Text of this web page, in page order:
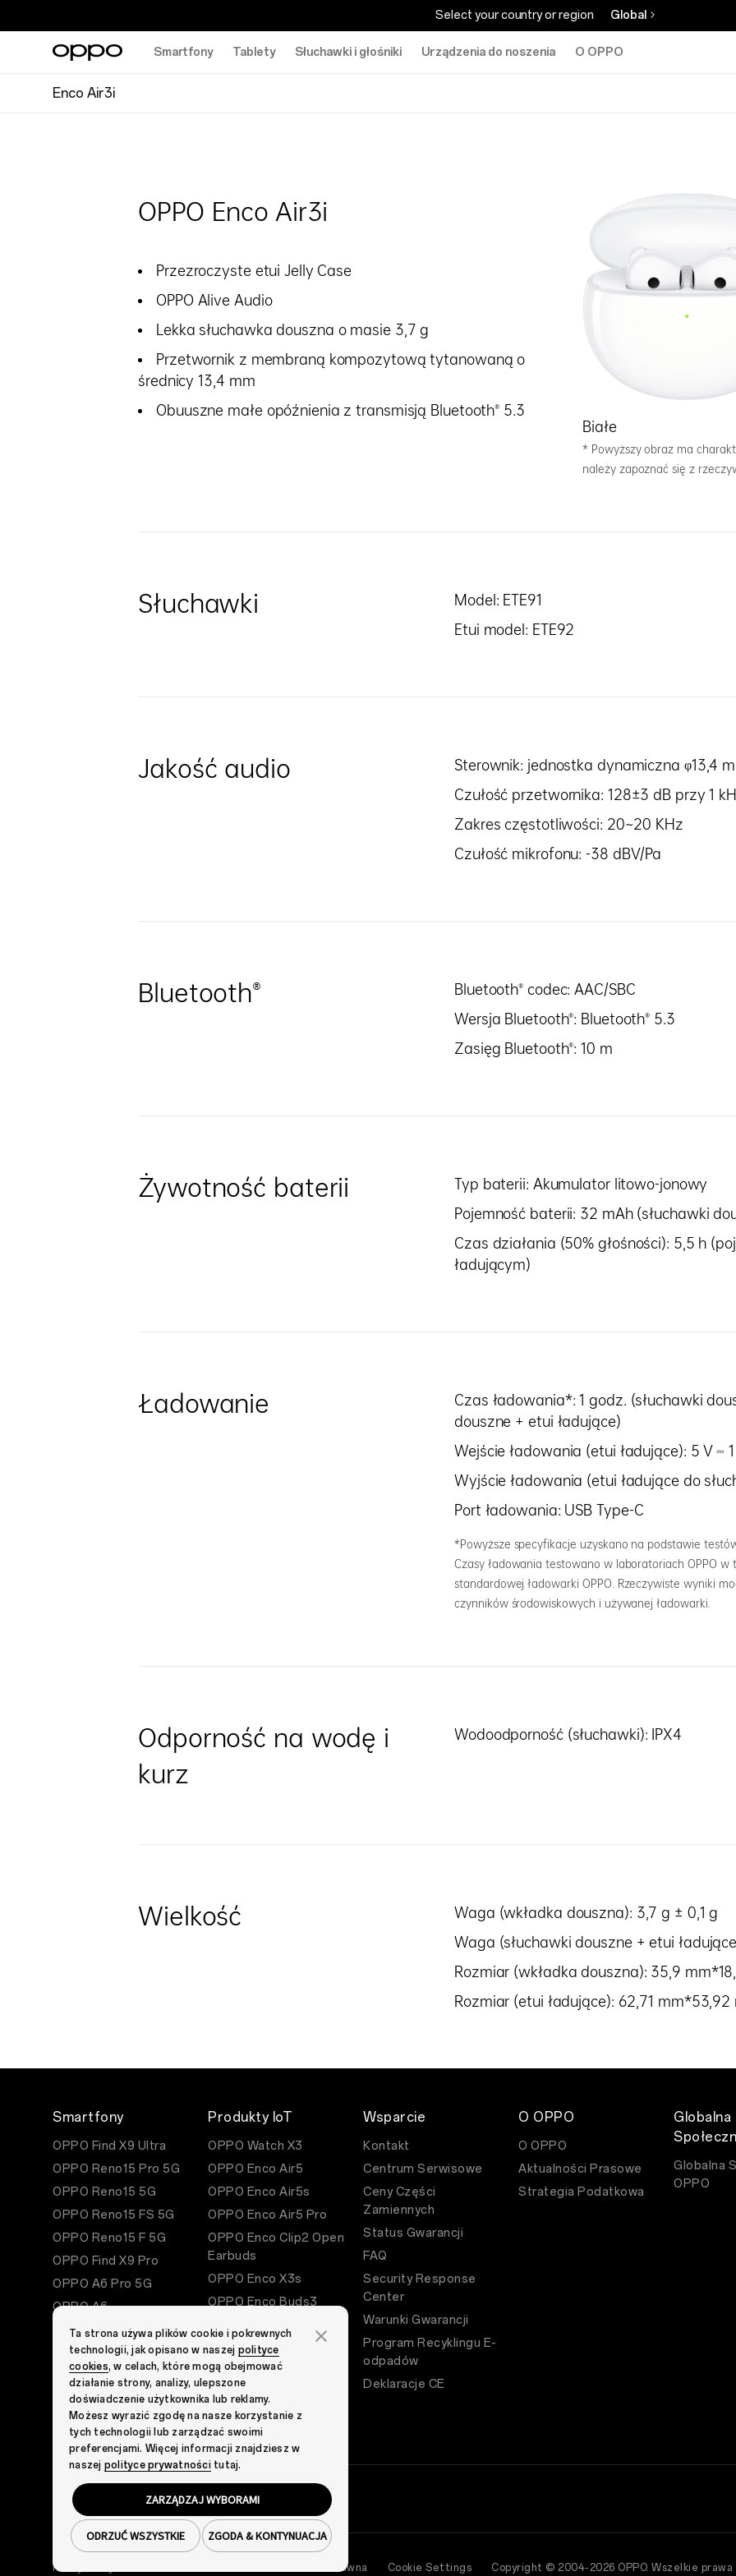
Select your country or region Global
Smartfony Tablety Słuchawki i głośniki Urządzenia do noszenia O OPPO
Enco Air3i
OPPO Enco Air3i
Przezroczyste etui Jelly Case
OPPO Alive Audio
Lekka słuchawka douszna o masie 3,7 g
Przetwornik z membraną kompozytową tytanowaną o
średnicy 13,4 mm
Obuuszne małe opóźnienia z transmisją Bluetooth® 5.3
Białe
* Powyższy obraz ma
należy zapoznać się z
Słuchawki Model: ETE91
Etui model: ETE92
Jakość audio Sterownik: jednostka dynamiczna φ13,4
Czułość przetwornika: 128±3 dB przy 1
Zakres częstotliwości: 20~20 KHz
Czułość mikrofonu: -38 dBV/Pa
Bluetooth® Bluetooth® codec: AAC/SBC
Wersja Bluetooth®: Bluetooth® 5.3
Zasięg Bluetooth®: 10 m
Żywotność baterii Typ baterii: Akumulator litowo-jonowy
Pojemność baterii: 32 mAh (słuchawki
Czas działania (50% głośności): 5,5 h
ładującym)
Ładowanie
Czas ładowania*: 1 godz. (słuchawki
douszne + etui ładujące)
Wejście ładowania (etui ładujące): 5 V ⎓ 1
Wyjście ładowania (etui ładujące do
Port ładowania: USB Type-C
*Powyższe specyfikacje uzyskano na podstawie
Czasy ładowania testowano w laboratoriach OPPO w
standardowej ładowarki OPPO. Rzeczywiste wyniki
czynników środowiskowych i używanej ładowarki.
Odporność na wodę i
kurz
Wodoodporność (słuchawki): IPX4
Wielkość Waga (wkładka douszna): 3,7 g ± 0,1 g
Waga (słuchawki douszne + etui
Rozmiar (wkładka douszna): 35,9
Rozmiar (etui ładujące): 62,71
Smartfony
OPPO Find X9 Ultra
OPPO Reno15 Pro 5G
OPPO Reno15 5G
OPPO Reno15 FS 5G
OPPO Reno15 F 5G
OPPO Find X9 Pro
OPPO A6 Pro 5G
OPPO A6
OPPO A6x
OPPO A6k
Produkty IoT
OPPO Watch X3
OPPO Enco Air5
OPPO Enco Air5s
OPPO Enco Air5 Pro
OPPO Enco Clip2 Open
Earbuds
OPPO Enco X3s
OPPO Enco Buds3
OPPO Pad 5
OPPO Pad Neo
OPPO Pad 2
OPPO Pad Air
Wsparcie
Kontakt
Centrum Serwisowe
Ceny Części
Zamiennych
Status Gwarancji
FAQ
Security Response
Center
Warunki Gwarancji
Program Recyklingu E-
odpadów
Deklaracje CE
O OPPO
O OPPO
Aktualności Prasowe
Strategia Podatkowa
Globalna
Globalna
OPPO
Polityka Prywatności Nota Prawna Cookie Settings Copyright © 2004-2026 OPPO. Wszelkie
Ta strona używa plików cookie i pokrewnych
technologii, jak opisano w naszej polityce
cookies, w celach, które mogą obejmować
działanie strony, analizy, ulepszone
doświadczenie użytkownika lub reklamy.
Możesz wyrazić zgodę na nasze korzystanie z
tych technologii lub zarządzać swoimi
preferencjami. Więcej informacji znajdziesz w
naszej polityce prywatnościtutaj.
ZARZĄDZAJ WYBORAMI
ZGODA & KONTYNUACJA
ODRZUĆ WSZYSTKIE